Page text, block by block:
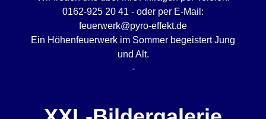
0162-925 20 41 - oder per E-Mail:
feuerwerk@pyro-effekt.de
Ein Höhenfeuerwerk im Sommer begeistert Jung
und Alt.
-